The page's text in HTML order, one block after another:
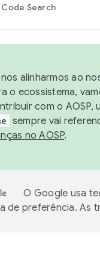
Search
alinharmos ao
o ecossistema,
com o AOSP,
sempre vai
no AOSP.
O Google usa
de preferência. As